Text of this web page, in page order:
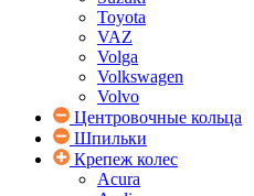
Toyota
VAZ
Volga
Volkswagen
Volvo
Центровочные кольца
Шпильки
Крепеж колес
Acura